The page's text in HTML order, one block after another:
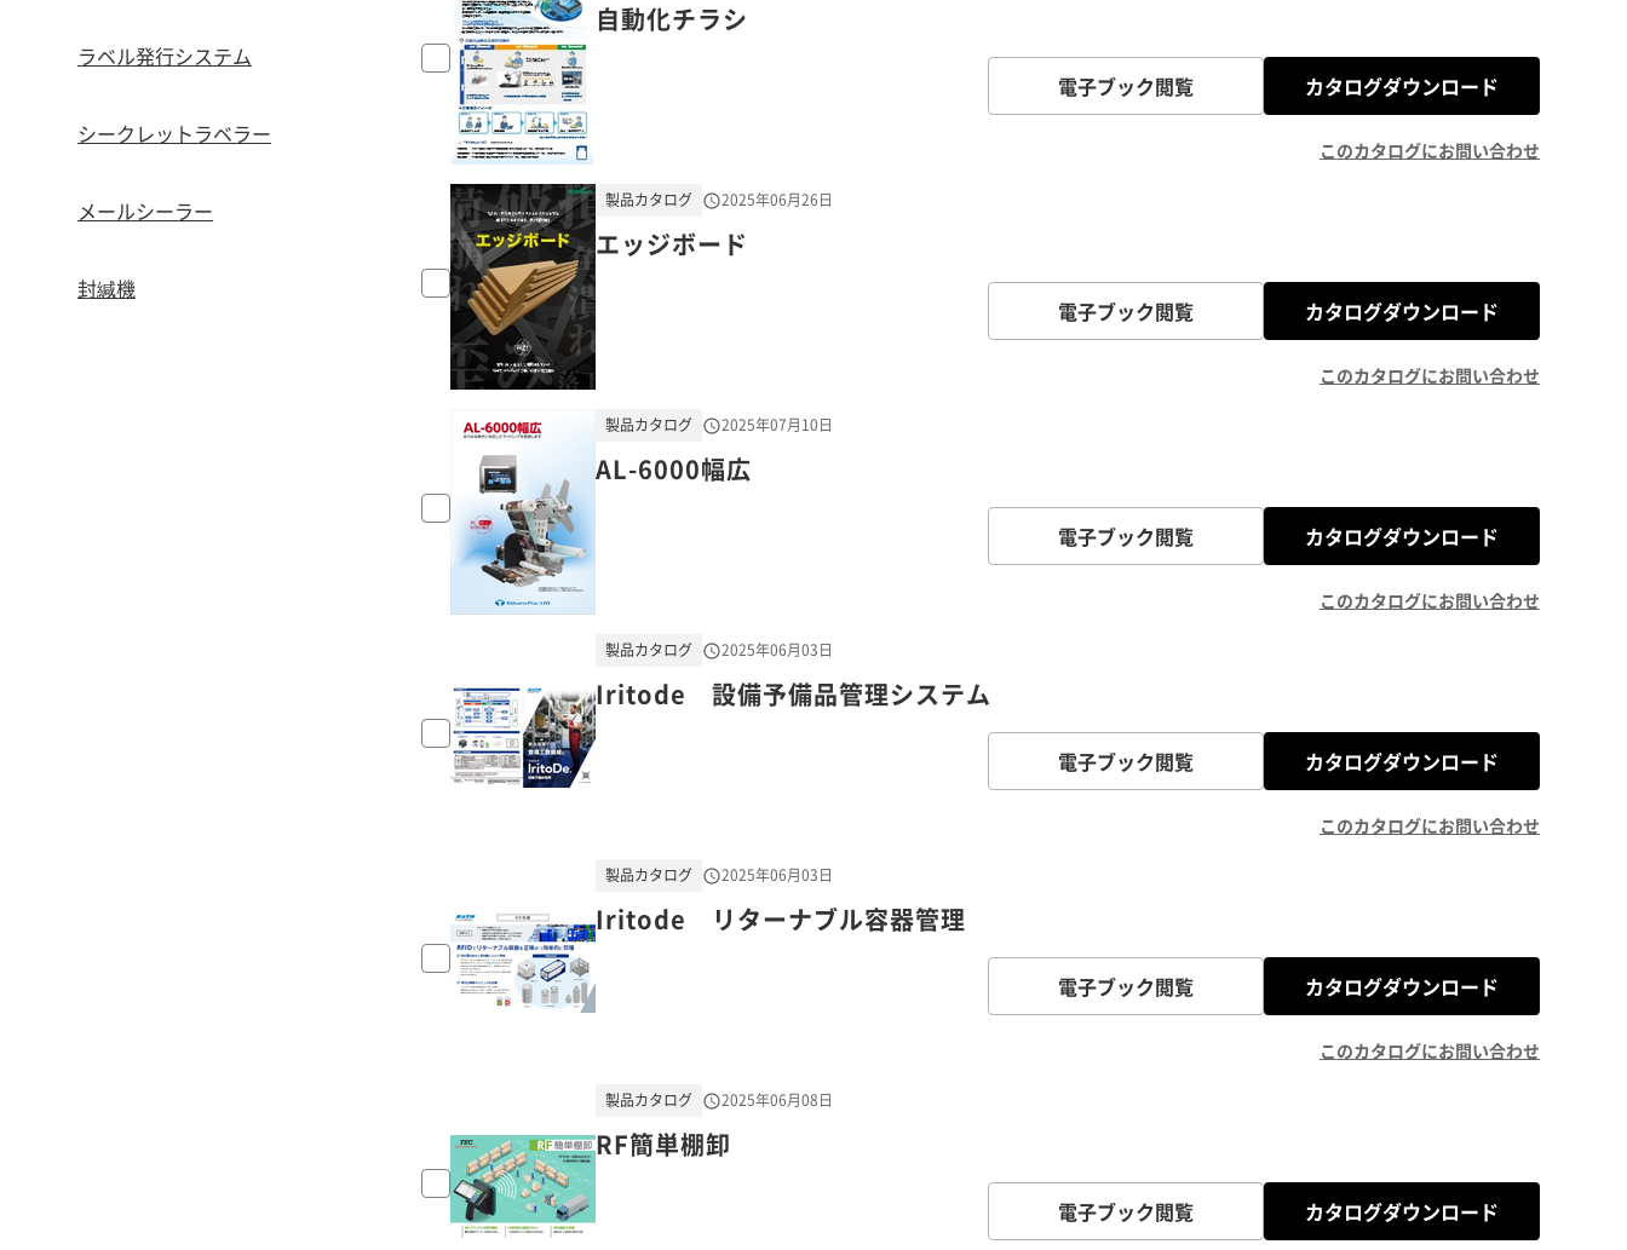
ラベル発行システム
シークレットラベラー
メールシーラー
封緘機
自動化チラシ
電子ブック閲覧 カタログダウンロード
このカタログにお問い合わせ
エッジボード
製品カタログ 2025年06月26日
電子ブック閲覧 カタログダウンロード
このカタログにお問い合わせ
AL-6000幅広
製品カタログ 2025年07月10日
電子ブック閲覧 カタログダウンロード
このカタログにお問い合わせ
Iritode 設備予備品管理システム
製品カタログ 2025年06月03日
電子ブック閲覧 カタログダウンロード
このカタログにお問い合わせ
Iritode リターナブル容器管理
製品カタログ 2025年06月03日
電子ブック閲覧 カタログダウンロード
このカタログにお問い合わせ
RF簡単棚卸
製品カタログ 2025年06月08日
電子ブック閲覧 カタログダウンロード